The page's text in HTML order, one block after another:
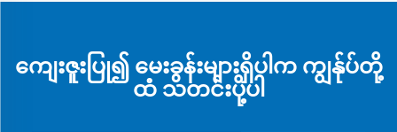
ကျေးဇူးပြု၍ မေးခွန်းများရှိပါက ကျွန်ုပ်တို့
ထံ သတင်းပို့ပါ